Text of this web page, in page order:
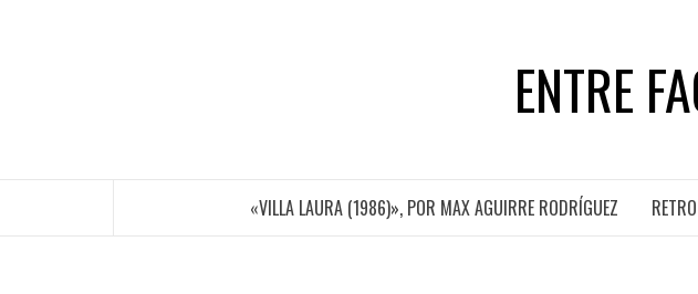
ENTRE
«VILLA LAURA (1986)», POR MAX AGUIRRE RODRÍGUEZ RETRO